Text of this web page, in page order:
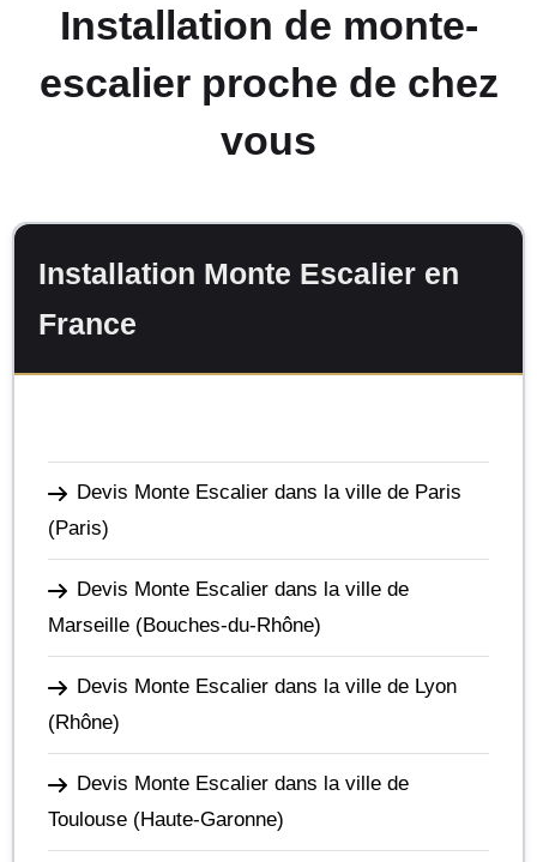
Installation de monte-
escalier proche de chez
vous
Installation Monte Escalier en
France
Devis Monte Escalier dans la ville de Paris
(Paris)
Devis Monte Escalier dans la ville de
Marseille (Bouches-du-Rhône)
Devis Monte Escalier dans la ville de Lyon
(Rhône)
Devis Monte Escalier dans la ville de
Toulouse (Haute-Garonne)